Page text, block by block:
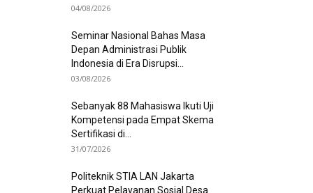
04/08/2026
Seminar Nasional Bahas Masa
Depan Administrasi Publik
Indonesia di Era Disrupsi...
03/08/2026
Sebanyak 88 Mahasiswa Ikuti Uji
Kompetensi pada Empat Skema
Sertifikasi di...
31/07/2026
Politeknik STIA LAN Jakarta
Perkuat Pelayanan Sosial Desa